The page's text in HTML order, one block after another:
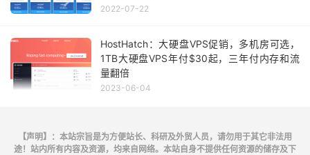
2022-07-22
HostHatch：大硬盘VPS促销，多机房可选，
1TB大硬盘VPS年付$30起，三年付内存和流
量翻倍
2023-06-04
【声明】：本站宗旨是为方便站长、科研及外贸人员，请勿用于其它非法用
途！站内所有内容及资源，均来自网络。本站自身不提供任何资源的储存及下